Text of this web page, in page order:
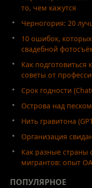
то, чем кажутся
Черногория: 20
10 ошибок,
свадебной
Как подготовиться
советы от
Срок годности
Острова над
Нить гравитона
Организация
Как разные страны
мигрантов: опыт
ПОПУЛЯРНОЕ